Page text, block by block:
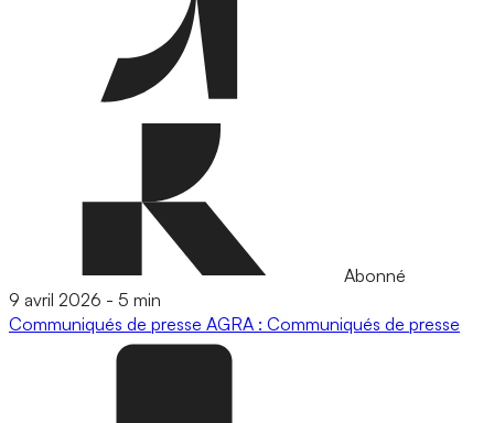
Abonné
9 avril 2026 - 5 min
Communiqués de presse AGRA : Communiqués de presse